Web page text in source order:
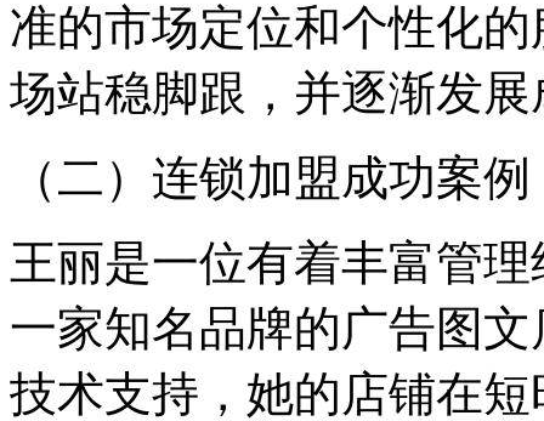
准的市场定位和个性化
场站稳脚跟，并逐渐发
（二）连锁加盟成功案例
王丽是一位有着丰富管
一家知名品牌的广告图
技术支持，她的店铺在